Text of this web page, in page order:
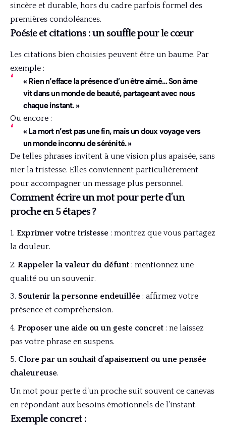
sincère et durable, hors du cadre parfois formel des
premières condoléances.
Poésie et citations : un souffle pour le cœur
Les citations bien choisies peuvent être un baume. Par
exemple :
« Rien n’efface la présence d’un être aimé… Son âme
vit dans un monde de beauté, partageant avec nous
chaque instant. »
Ou encore :
« La mort n’est pas une fin, mais un doux voyage vers
un monde inconnu de sérénité. »
De telles phrases invitent à une vision plus apaisée, sans
nier la tristesse. Elles conviennent particulièrement
pour accompagner un message plus personnel.
Comment écrire un mot pour perte d’un
proche en 5 étapes ?
Exprimer votre tristesse : montrez que vous partagez
la douleur.
Rappeler la valeur du défunt : mentionnez une
qualité ou un souvenir.
Soutenir la personne endeuillée : affirmez votre
présence et compréhension.
Proposer une aide ou un geste concret : ne laissez
pas votre phrase en suspens.
Clore par un souhait d’apaisement ou une pensée
chaleureuse.
Un mot pour perte d’un proche suit souvent ce canevas
en répondant aux besoins émotionnels de l’instant.
Exemple concret :